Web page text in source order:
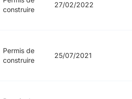
construire
27/02/2022
Permis de
construire
25/07/2021